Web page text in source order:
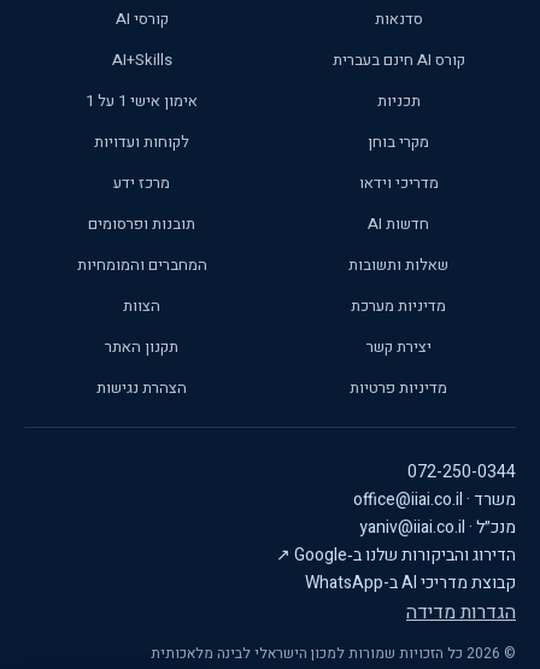
סדנאות
קורסי AI
קורס AI חינם בעברית
AI+Skills
תכניות
אימון אישי 1 על 1
מקרי בוחן
לקוחות ועדויות
מדריכי וידאו
מרכז ידע
חדשות AI
תובנות ופרסומים
שאלות ותשובות
המחברים והמומחיות
מדיניות מערכת
הצוות
יצירת קשר
תקנון האתר
מדיניות פרטיות
הצהרת נגישות
072-250-0344
משרד · office@iiai.co.il
מנכ״ל · yaniv@iiai.co.il
הדירוג והביקורות שלנו ב‑Google
↗
קבוצת מדריכי AI ב-WhatsApp
הגדרות מדידה
© 2026 כל הזכויות שמורות למכון הישראלי לבינה מלאכותית